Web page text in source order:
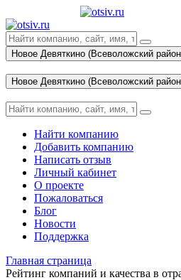
Новое Девяткино (Всеволожский
Новое Девяткино (Всеволожский
Найти компанию
Добавить компанию
Написать отзыв
Личный кабинет
О проекте
Пожаловаться
Блог
Новости
Поддержка
Главная страница
Рейтинг компаний и качества в